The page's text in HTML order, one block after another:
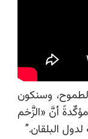
وسنكون
أنَّ «الزَّخم
البلقان.”